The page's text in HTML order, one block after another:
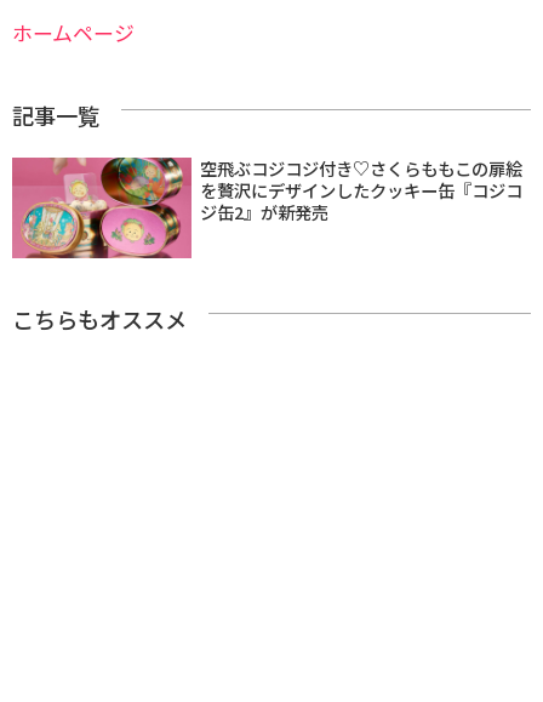
ホームページ
記事一覧
空飛ぶコジコジ付き♡さくらももこの扉絵
を贅沢にデザインしたクッキー缶『コジコ
ジ缶2』が新発売
こちらもオススメ